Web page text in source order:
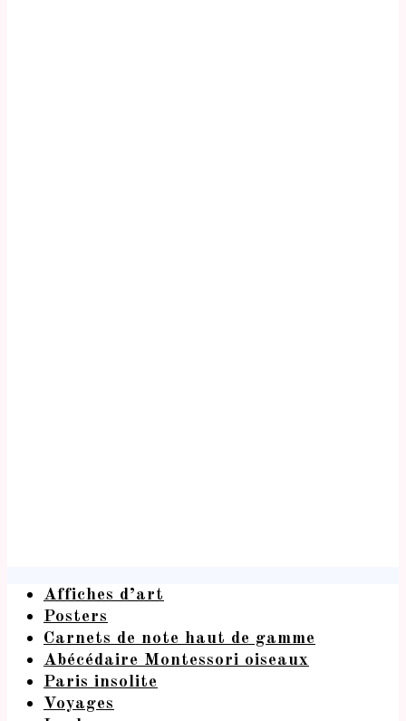
Affiches d’art
Posters
Carnets de note haut de gamme
Abécédaire Montessori oiseaux
Paris insolite
Voyages